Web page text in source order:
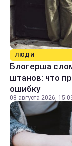
ЛЮДИ
Блогерша
штанов: что
ошибку
08 августа 2026,